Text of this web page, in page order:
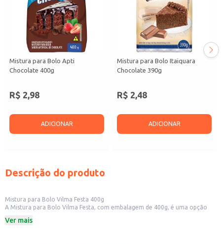
Mistura para Bolo Apti
Chocolate 400g
R$ 2,98
ADICIONAR
Mistura para Bolo Itaiquara
Chocolate 390g
R$ 2,48
ADICIONAR
Descrição do produto
Mistura para Bolo Vilma Festa 400g
A Mistura para Bolo Vilma Festa, com embalagem de 400g, é uma opção
Ideal para uso doméstico, a mistura facilita o preparo de bolos para
Ver mais